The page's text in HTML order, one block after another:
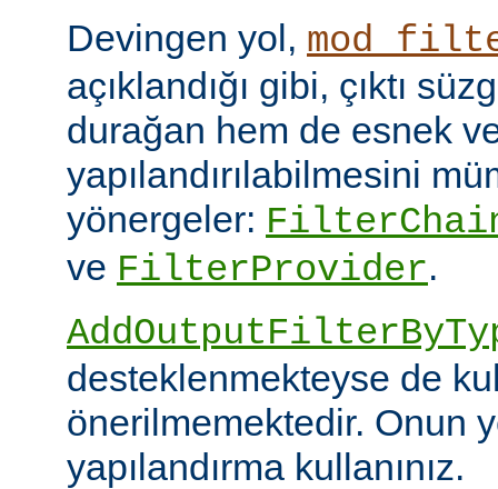
Devingen yol,
açıklandığı gibi, çıktı
durağan hem de esnek
yapılandırılabilmesini
yönergeler:
ve FilterProvider.
desteklenmekteyse de
önerilmemektedir. Onun
yapılandırma kullanınız.